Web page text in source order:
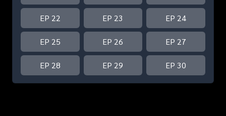
EP 22 EP 23 EP 24
EP 25 EP 26 EP 27
EP 28 EP 29 EP 30